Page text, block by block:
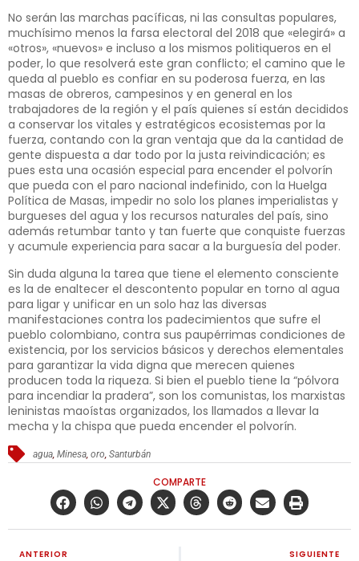
No serán las marchas pacíficas, ni las consultas populares,
muchísimo menos la farsa electoral del 2018 que «elegirá» a
«otros», «nuevos» e incluso a los mismos politiqueros en el
poder, lo que resolverá este gran conflicto; el camino que le
queda al pueblo es confiar en su poderosa fuerza, en las
masas de obreros, campesinos y en general en los
trabajadores de la región y el país quienes sí están decididos
a conservar los vitales y estratégicos ecosistemas por la
fuerza, contando con la gran ventaja que da la cantidad de
gente dispuesta a dar todo por la justa reivindicación; es
pues esta una ocasión especial para encender el polvorín
que pueda con el paro nacional indefinido, con la Huelga
Política de Masas, impedir no solo los planes imperialistas y
burgueses del agua y los recursos naturales del país, sino
además retumbar tanto y tan fuerte que conquiste fuerzas
y acumule experiencia para sacar a la burguesía del poder.
Sin duda alguna la tarea que tiene el elemento consciente
es la de enaltecer el descontento popular en torno al agua
para ligar y unificar en un solo haz las diversas
manifestaciones contra los padecimientos que sufre el
pueblo colombiano, contra sus paupérrimas condiciones de
existencia, por los servicios básicos y derechos elementales
para garantizar la vida digna que merecen quienes
producen toda la riqueza. Si bien el pueblo tiene la “pólvora
para incendiar la pradera”, son los comunistas, los marxistas
leninistas maoístas organizados, los llamados a llevar la
mecha y la chispa que pueda encender el polvorín.
agua ,Minesa ,oro ,Santurbán
COMPARTE
ANTERIOR SIGUIENTE